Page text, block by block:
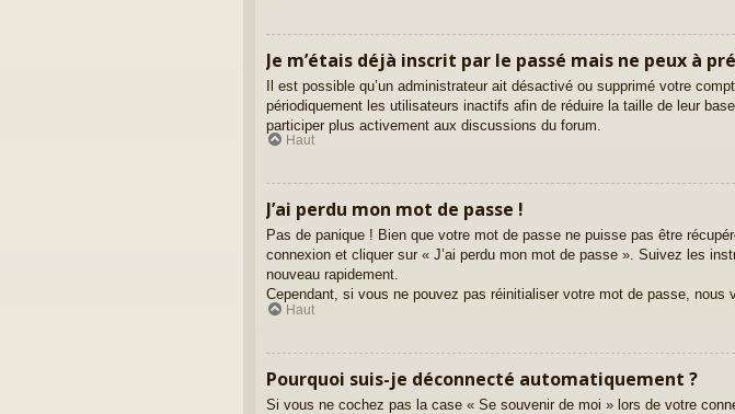
Je m’étais déjà inscrit par le passé mais ne peux à
Il est possible qu’un administrateur ait désactivé ou supprimé votre
périodiquement les utilisateurs inactifs afin de réduire la taille de leur
participer plus activement aux discussions du forum.
Haut
J’ai perdu mon mot de passe !
Pas de panique ! Bien que votre mot de passe ne puisse pas être
connexion et cliquer sur « J’ai perdu mon mot de passe ». Suivez les
nouveau rapidement.
Cependant, si vous ne pouvez pas réinitialiser votre mot de passe,
Haut
Pourquoi suis-je déconnecté automatiquement ?
Si vous ne cochez pas la case « Se souvenir de moi » lors de votre